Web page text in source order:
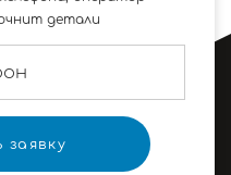
детали